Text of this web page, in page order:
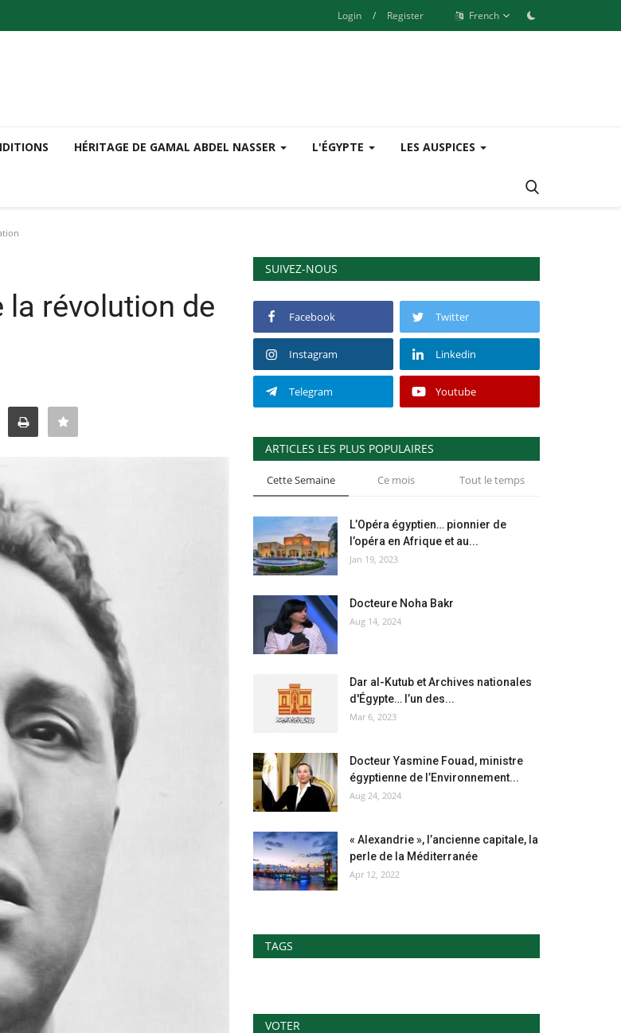
Login / Register French
HÉRITAGE DE GAMAL ABDEL NASSER L'ÉGYPTE LES AUSPICES
la révolution de
SUIVEZ-NOUS
Facebook Twitter
Instagram Linkedin
Telegram Youtube
ARTICLES LES PLUS POPULAIRES
Cette Semaine Ce mois Tout le temps
L’Opéra égyptien… pionnier de
l’opéra en Afrique et au...
Jan 19, 2023
Docteure Noha Bakr
Aug 14, 2024
Dar al-Kutub et Archives nationales
d'Égypte… l’un des...
Mar 6, 2023
Docteur Yasmine Fouad, ministre
égyptienne de l’Environnement...
Aug 24, 2024
« Alexandrie », l’ancienne capitale, la
perle de la Méditerranée
Apr 12, 2022
TAGS
VOTER